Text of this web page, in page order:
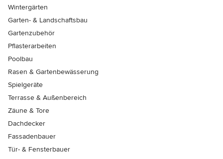
Wintergärten
Garten- & Landschaftsbau
Gartenzubehör
Pflasterarbeiten
Poolbau
Rasen & Gartenbewässerung
Spielgeräte
Terrasse & Außenbereich
Zäune & Tore
Dachdecker
Fassadenbauer
Tür- & Fensterbauer